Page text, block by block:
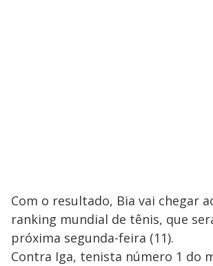
Com o resultado, Bia vai chegar
ranking mundial de tênis, que
próxima segunda-feira (11).
Contra Iga, tenista número 1 do